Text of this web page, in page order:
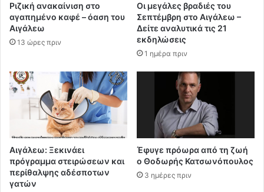
Ριζική ανακαίνιση στο
αγαπημένο καφέ – όαση του
Αιγάλεω
13 ώρες πριν
Οι μεγάλες βραδιές του
Σεπτέμβρη στο Αιγάλεω –
Δείτε αναλυτικά τις 21
εκδηλώσεις
1 ημέρα πριν
Αιγάλεω: Ξεκινάει
πρόγραμμα στειρώσεων και
περίθαλψης αδέσποτων
γατών
Έφυγε πρόωρα από τη ζωή
ο Θοδωρής Κατσωνόπουλος
3 ημέρες πριν